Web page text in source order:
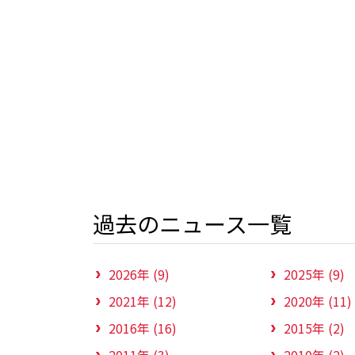
過去のニュース一覧
2026年 (9) 2025年 (9)
2021年 (12)
2020年 (11)
2016年 (16)
2015年 (2)